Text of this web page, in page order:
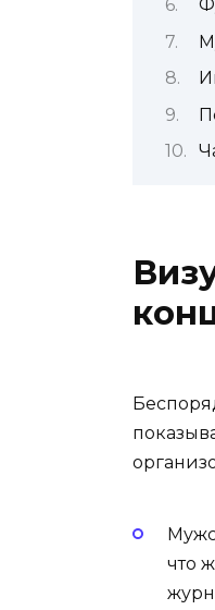
что